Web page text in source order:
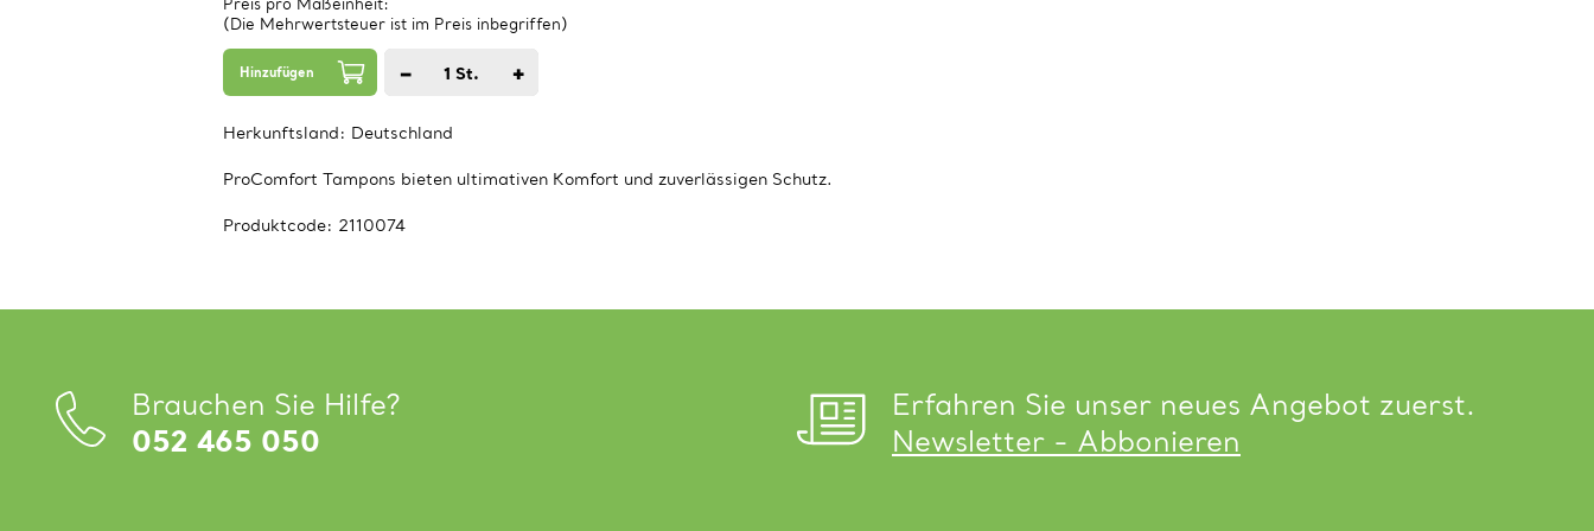
Preis pro Maßeinheit:
(Die Mehrwertsteuer ist im Preis inbegriffen)
Hinzufügen − 1 St. +
Herkunftsland: Deutschland
ProComfort Tampons bieten ultimativen Komfort und zuverlässigen Schutz.
Produktcode: 2110074
Brauchen Sie Hilfe?
052 465 050
Erfahren Sie unser neues Angebot zuerst.
Newsletter - Abbonieren